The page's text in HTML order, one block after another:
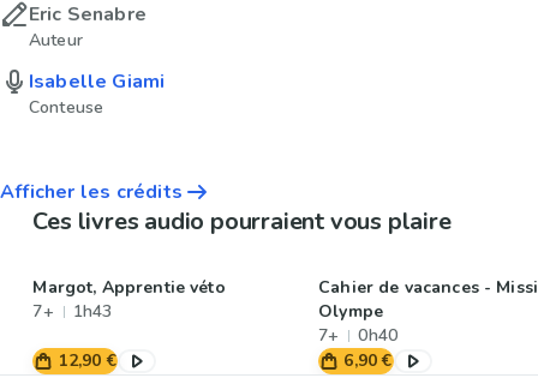
Eric Senabre
Auteur
Isabelle Giami
Conteuse
Afficher les crédits
Ces livres audio pourraient vous plaire
Margot, Apprentie véto
7+
1h43
12,90 €
Cahier de vacances -
Olympe
7+
0h40
6,90 €